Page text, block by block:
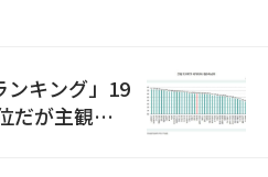
ンキング」19
だが主観的